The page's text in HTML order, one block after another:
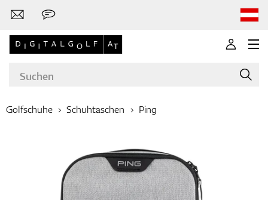
Golfschläger
Golfschuhe Schuhtaschen Ping